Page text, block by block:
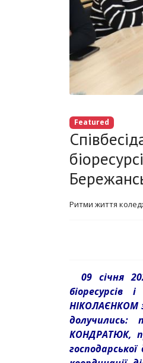
Featured
Ритми життя
09 січня
НІКОЛАЄНКОМ
долучились:
КОНДРАТЮК,